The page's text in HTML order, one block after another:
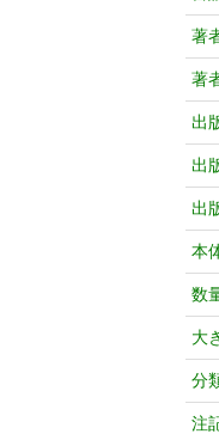
著
著
出
出
出
本
数
大
分
注